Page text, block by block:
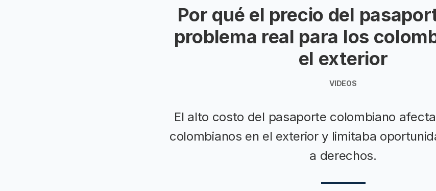
Por qué el precio del
problema real para los
el exterior
VIDEOS
El alto costo del pasaporte colombiano
colombianos en el exterior y limitaba
a derechos.